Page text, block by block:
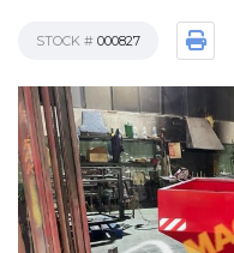
STOCK # 000827